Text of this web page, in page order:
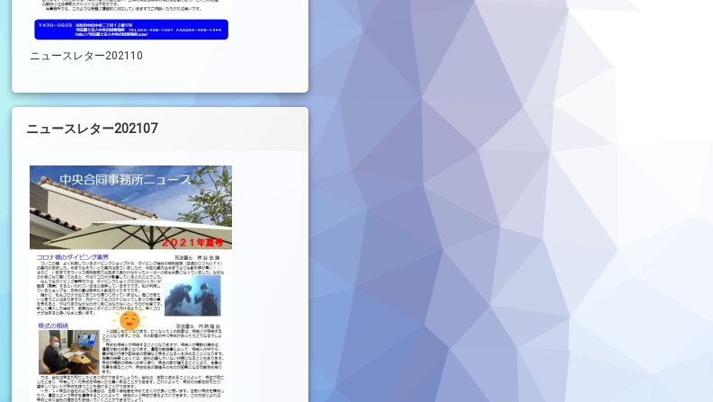
ニュースレター202110
ニュースレター202107